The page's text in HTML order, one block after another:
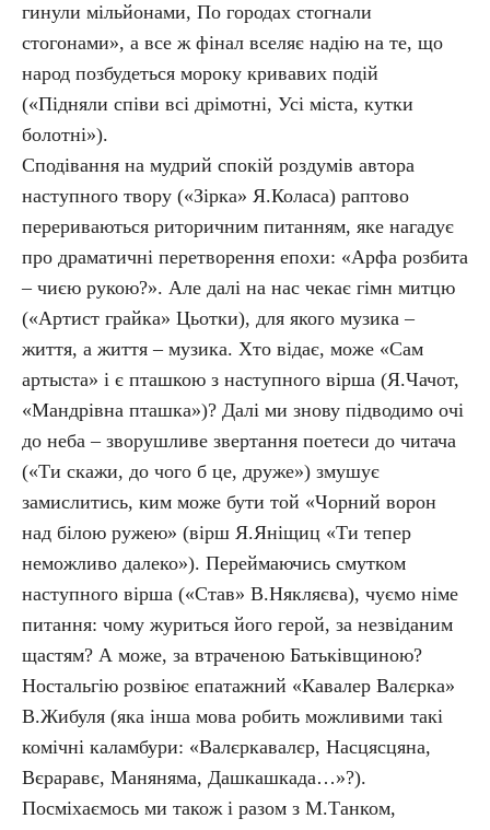
гинули мільйонами, По городах стогнали
стогонами», а все ж фінал вселяє надію на те, що
народ позбудеться мороку кривавих подій
(«Підняли співи всі дрімотні, Усі міста, кутки
болотні»).
Сподівання на мудрий спокій роздумів автора
наступного твору («Зірка» Я.Коласа) раптово
перериваються риторичним питанням, яке нагадує
про драматичні перетворення епохи: «Арфа розбита
– чиєю рукою?». Але далі на нас чекає гімн митцю
(«Артист грайка» Цьотки), для якого музика –
життя, а життя – музика. Хто відає, може «Сам
артыста» і є пташкою з наступного вірша (Я.Чачот,
«Мандрівна пташка»)? Далі ми знову підводимо очі
до неба – зворушливе звертання поетеси до читача
(«Ти скажи, до чого б це, друже») змушує
замислитись, ким може бути той «Чорний ворон
над білою ружею» (вірш Я.Яніщиц «Ти тепер
неможливо далеко»). Переймаючись смутком
наступного вірша («Став» В.Някляєва), чуємо німе
питання: чому журиться його герой, за незвіданим
щастям? А може, за втраченою Батьківщиною?
Ностальгію розвіює епатажний «Кавалер Валєрка»
В.Жибуля (яка інша мова робить можливими такі
комічні каламбури: «Валєркавалєр, Насцясцяна,
Вєраравє, Маняняма, Дашкашкада…»?).
Посміхаємось ми також і разом з М.Танком,